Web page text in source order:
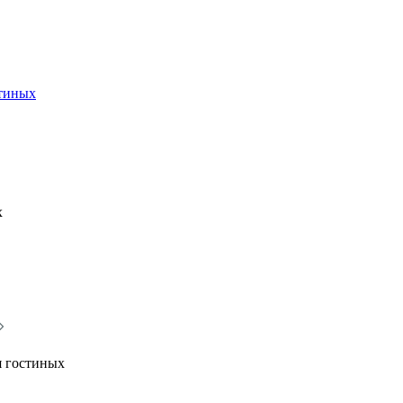
гостиных